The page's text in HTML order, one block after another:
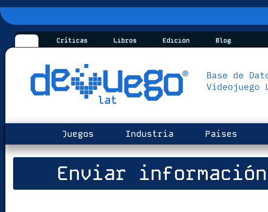
Críticas Libros Edición Blog
Juegos Industria Paises
Enviar información